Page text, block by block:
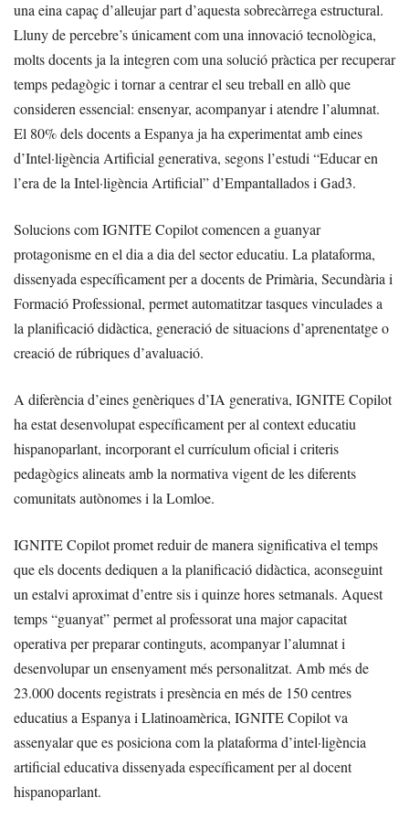
una eina capaç d’alleujar part d’aquesta sobrecàrrega estructural.
Lluny de percebre’s únicament com una innovació tecnològica,
molts docents ja la integren com una solució pràctica per recuperar
temps pedagògic i tornar a centrar el seu treball en allò que
consideren essencial: ensenyar, acompanyar i atendre l’alumnat.
El 80% dels docents a Espanya ja ha experimentat amb eines
d’Intel·ligència Artificial generativa, segons l’estudi “Educar en
l’era de la Intel·ligència Artificial” d’Empantallados i Gad3.
Solucions com IGNITE Copilot comencen a guanyar
protagonisme en el dia a dia del sector educatiu. La plataforma,
dissenyada específicament per a docents de Primària, Secundària i
Formació Professional, permet automatitzar tasques vinculades a
la planificació didàctica, generació de situacions d’aprenentatge o
creació de rúbriques d’avaluació.
A diferència d’eines genèriques d’IA generativa, IGNITE Copilot
ha estat desenvolupat específicament per al context educatiu
hispanoparlant, incorporant el currículum oficial i criteris
pedagògics alineats amb la normativa vigent de les diferents
comunitats autònomes i la Lomloe.
IGNITE Copilot promet reduir de manera significativa el temps
que els docents dediquen a la planificació didàctica, aconseguint
un estalvi aproximat d’entre sis i quinze hores setmanals. Aquest
temps “guanyat” permet al professorat una major capacitat
operativa per preparar continguts, acompanyar l’alumnat i
desenvolupar un ensenyament més personalitzat. Amb més de
23.000 docents registrats i presència en més de 150 centres
educatius a Espanya i Llatinoamèrica, IGNITE Copilot va
assenyalar que es posiciona com la plataforma d’intel·ligència
artificial educativa dissenyada específicament per al docent
hispanoparlant.